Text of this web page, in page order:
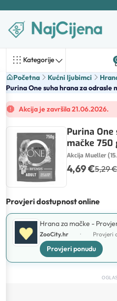
Kategorije
Početna Kućni ljubimci
Purina One suha hrana za odrasle
Akcija je završila 21.06.2026.
Purina
mačke 750
Akcija Mueller
4,69 €5,29 €
Provjeri dostupnost online
Hrana za mačke -
ZooCity.hr · Provjeri
Provjeri ponudu